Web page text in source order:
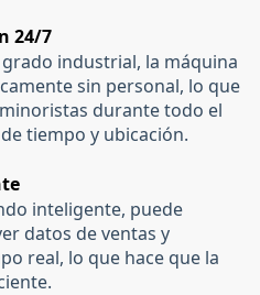
24/7
industrial, la máquina
sin personal, lo que
durante todo el
tiempo y ubicación.
inteligente, puede
datos de ventas y
real, lo que hace que la